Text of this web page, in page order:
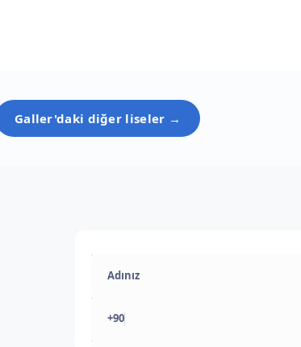
Galler'daki diğer liseler →
+90